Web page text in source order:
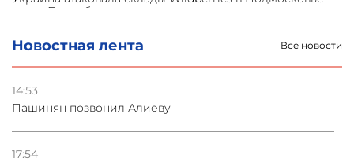
Новостная лента Все новости
14:53
Пашинян позвонил Алиеву
17:54
и под Петербургом
03.08.2026
Стратегия безопасности ОДКБ допускает применение
Азербайджане